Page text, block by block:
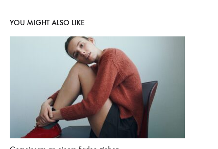
YOU MIGHT ALSO LIKE